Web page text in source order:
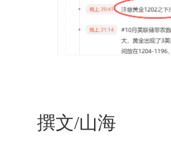
撰文/山海